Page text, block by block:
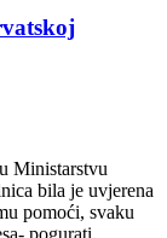
Ministarstvu
bila je uvjerena
pomoći, svaku
pogurati.